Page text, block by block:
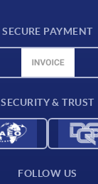
SECURE PAYMENT
SECURITY & TRUST
FOLLOW US